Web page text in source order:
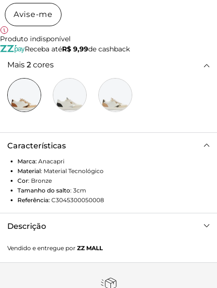
Avise-me
Produto indisponível
Receba atéR$ 9,99de cashback
Mais 2 cores
Características
Marca: Anacapri
Material: Material Tecnológico
Cor: Bronze
Tamanho do salto: 3cm
Referência: C3045300050008
Descrição
solado baixo emborrachado e leve tratorado, traz detalhes
coloridos de tons neutros e metalizados em bronze por
branco. Apresenta recortes nas laterais, biqueira e calcanhar
Vendido e entregue por ZZ MALL